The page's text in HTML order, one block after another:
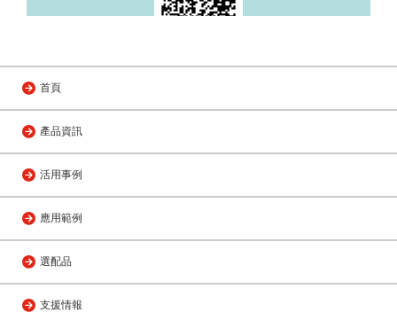
首頁
產品資訊
活用事例
應用範例
選配品
支援情報